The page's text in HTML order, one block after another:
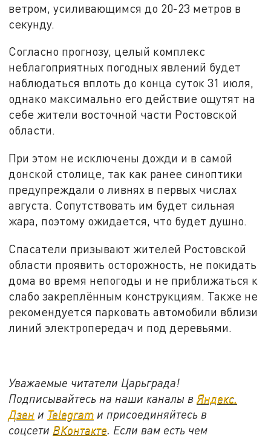
ветром, усиливающимся до 20-23 метров в
секунду.
Согласно прогнозу, целый комплекс
неблагоприятных погодных явлений будет
наблюдаться вплоть до конца суток 31 июля,
однако максимально его действие ощутят на
себе жители восточной части Ростовской
области.
При этом не исключены дожди и в самой
донской столице, так как ранее синоптики
предупреждали о ливнях в первых числах
августа. Сопутствовать им будет сильная
жара, поэтому ожидается, что будет душно.
Спасатели призывают жителей Ростовской
области проявить осторожность, не покидать
дома во время непогоды и не приближаться к
слабо закреплённым конструкциям. Также не
рекомендуется парковать автомобили вблизи
линий электропередач и под деревьями.
Уважаемые читатели Царьграда!
Подписывайтесь на наши каналы вЯндекс.
Дзен и Telegram и присоединяйтесь в
соцсети ВКонтакте. Если вам есть чем